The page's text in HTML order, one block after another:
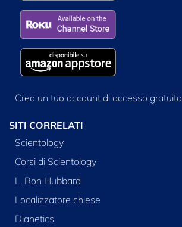
Crea un tuo account di accesso gratuito
SITI CORRELATI
Scientology
Corsi di Scientology
L. Ron Hubbard
Localizzatore chiese
Dianetics